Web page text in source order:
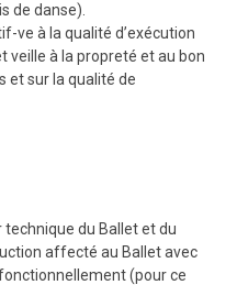
de danse).
ve à la qualité d’exécution
veille à la propreté et au bon
et sur la qualité de
technique du Ballet et du
affecté au Ballet avec
(pour ce